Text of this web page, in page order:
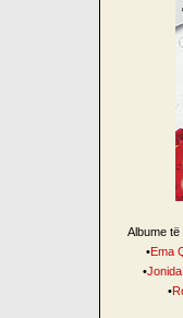
Albume
•Ema
•
•